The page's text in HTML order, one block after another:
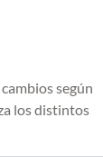
según
los distintos